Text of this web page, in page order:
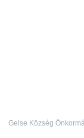
Gelse Község